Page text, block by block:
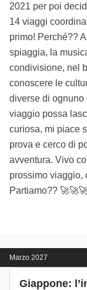
2021 per poi
14 viaggi
primo! Perché??
spiaggia, la
condivisione, nel
conoscere le
diverse di ognuno
viaggio possa
curiosa, mi piace
prova e cerco di
avventura. Vivo
prossimo viaggio,
Partiamo??
Marzo 2027
Giappone: